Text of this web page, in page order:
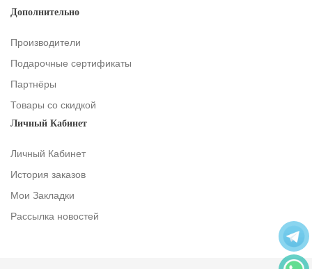
Дополнительно
Производители
Подарочные сертификаты
Партнёры
Товары со скидкой
Личный Кабинет
Личный Кабинет
История заказов
Мои Закладки
Рассылка новостей